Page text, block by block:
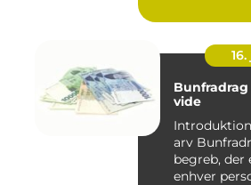
vide
arv Bunfradrag arv er et
begreb,
enhver